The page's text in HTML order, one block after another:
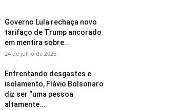
Governo Lula rechaça novo
tarifaço de Trump ancorado
em mentira sobre...
24 de julho de 2026
Enfrentando desgastes e
isolamento, Flávio Bolsonaro
diz ser “uma pessoa
altamente...